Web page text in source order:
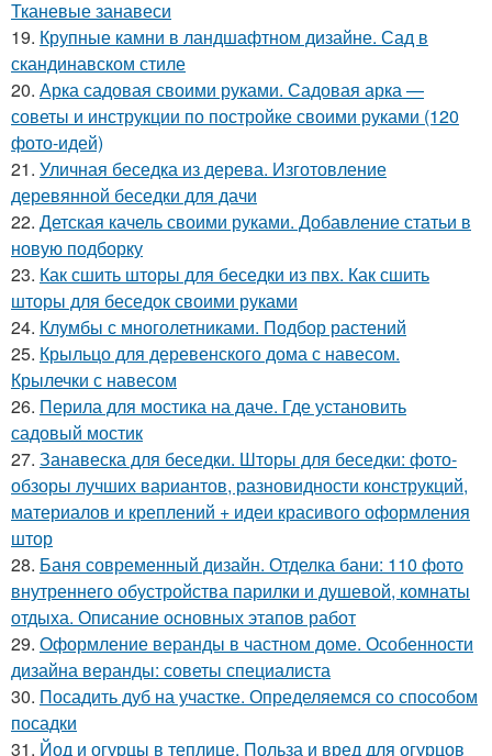
Тканевые занавеси
19. Крупные камни в ландшафтном дизайне. Сад в
скандинавском стиле
20. Арка садовая своими руками. Садовая арка —
советы и инструкции по постройке своими руками (120
фото-идей)
21. Уличная беседка из дерева. Изготовление
деревянной беседки для дачи
22. Детская качель своими руками. Добавление статьи в
новую подборку
23. Как сшить шторы для беседки из пвх. Как сшить
шторы для беседок своими руками
24. Клумбы с многолетниками. Подбор растений
25. Крыльцо для деревенского дома с навесом.
Крылечки с навесом
26. Перила для мостика на даче. Где установить
садовый мостик
27. Занавеска для беседки. Шторы для беседки: фото-
обзоры лучших вариантов, разновидности конструкций,
материалов и креплений + идеи красивого оформления
штор
28. Баня современный дизайн. Отделка бани: 110 фото
внутреннего обустройства парилки и душевой, комнаты
отдыха. Описание основных этапов работ
29. Оформление веранды в частном доме. Особенности
дизайна веранды: советы специалиста
30. Посадить дуб на участке. Определяемся со способом
посадки
31. Йод и огурцы в теплице. Польза и вред для огурцов